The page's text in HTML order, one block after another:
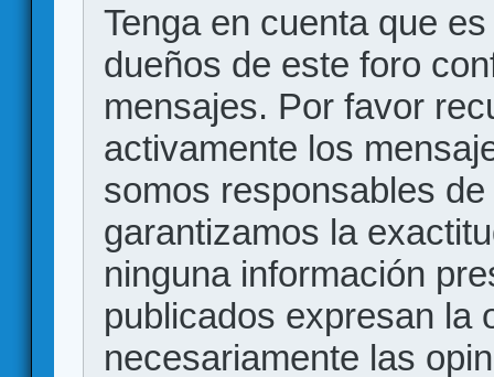
Tenga en cuenta que
dueños de este foro
mensajes. Por favor
activamente los
somos responsables
garantizamos la
ninguna información
publicados expresan la
necesariamente las